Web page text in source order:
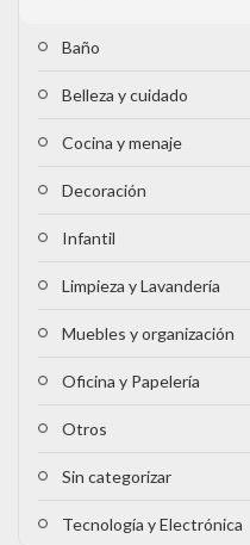
Baño
Belleza y cuidado
Cocina y menaje
Decoración
Infantil
Limpieza y Lavandería
Muebles y organización
Oficina y Papelería
Otros
Sin categorizar
Tecnología y Electrónica